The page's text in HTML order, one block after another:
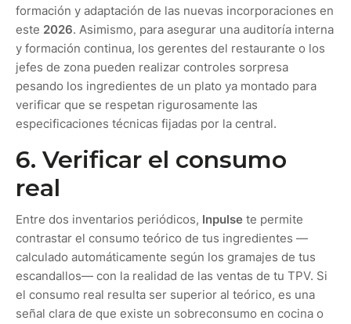
formación y adaptación de las nuevas incorporaciones en
este 2026. Asimismo, para asegurar una auditoría interna
y formación continua, los gerentes del restaurante o los
jefes de zona pueden realizar controles sorpresa
pesando los ingredientes de un plato ya montado para
verificar que se respetan rigurosamente las
especificaciones técnicas fijadas por la central.
6. Verificar el consumo
real
Entre dos inventarios periódicos, Inpulse te permite
contrastar el consumo teórico de tus ingredientes —
calculado automáticamente según los gramajes de tus
escandallos— con la realidad de las ventas de tu TPV. Si
el consumo real resulta ser superior al teórico, es una
señal clara de que existe un sobreconsumo en cocina o